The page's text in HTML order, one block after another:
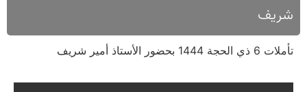
شریف
تأملات 6 ذي الحجة 1444 بحضور الأستاذ أمیر شریف